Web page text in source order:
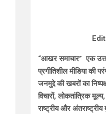
Editor:
“आखर समाचार” एक
प्रगीतिशील मीडिया की
जनमुद्दे की खबरों का
विचारों, लोकतांत्रिक
राष्ट्रीय और